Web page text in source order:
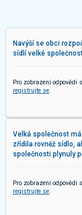
Navýší se obci
sídlí velké
Pro zobrazení odpovědi
registrujte se
Velká společnost
zřídila rovněž sídlo,
společnosti plynuly
Pro zobrazení odpovědi
registrujte se